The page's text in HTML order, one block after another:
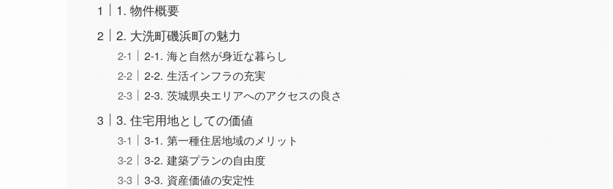
1. 物件概要
2. 大洗町磯浜町の魅力
2-1. 海と自然が身近な暮らし
2-2. 生活インフラの充実
2-3. 茨城県央エリアへのアクセスの良さ
3. 住宅用地としての価値
3-1. 第一種住居地域のメリット
3-2. 建築プランの自由度
3-3. 資産価値の安定性